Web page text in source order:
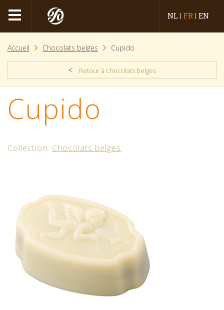
NL FR EN
Accueil Chocolats belges Cupido
< Retour à chocolats belges
Cupido
Collection: Chocolats belges